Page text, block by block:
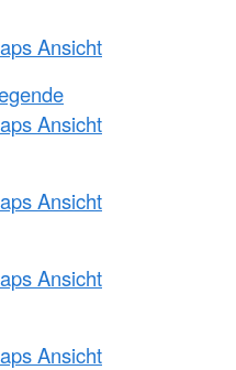
Ansicht
Ansicht
Ansicht
Ansicht
Ansicht